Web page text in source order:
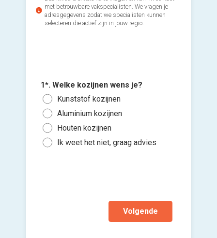
met betrouwbare vakspecialisten. We vragen je
adresgegevens zodat we specialisten kunnen
selecteren die actief zijn in jouw regio.
1*. Welke kozijnen wens je?
Kunststof kozijnen
Aluminium kozijnen
Houten kozijnen
Ik weet het niet, graag advies
Volgende